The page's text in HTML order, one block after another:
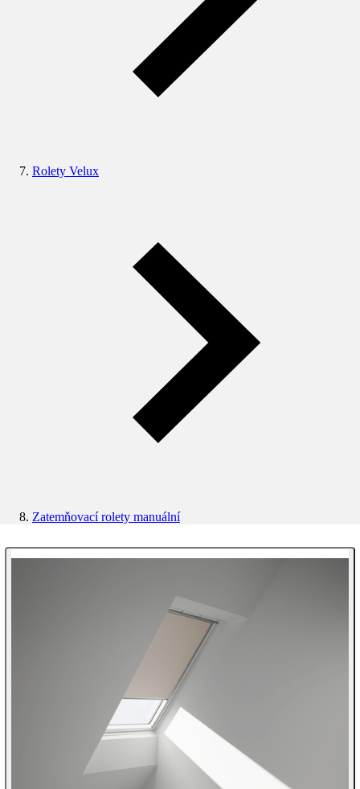
Rolety Velux
Zatemňovací rolety manuální